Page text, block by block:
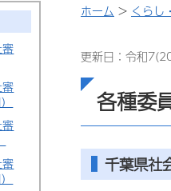
ホーム > くらし
更新日：令和
各種委
千葉県社